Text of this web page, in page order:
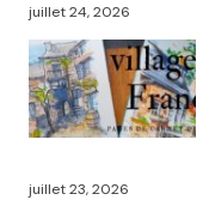
juillet 24, 2026
juillet 23, 2026